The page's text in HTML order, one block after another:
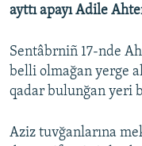
ayttı apayı Adile
Sentâbrniñ 17-nde
belli olmağan yerge
qadar bulunğan yeri
Aziz tuvğanlarına